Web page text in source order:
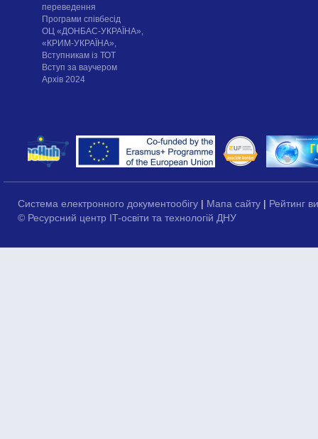
переведення
Програми співбесід
ОЦ «ДОНБАС-УКРАЇНА»,
«КРИМ-УКРАЇНА»,
Вступникам із ТОТ
Вступ за ваучером
Архів 2024
Система електронного документообігу | Мапа сайту | Рейтинг
© Ресурсний центр IT-освіти та технологій ДНУ